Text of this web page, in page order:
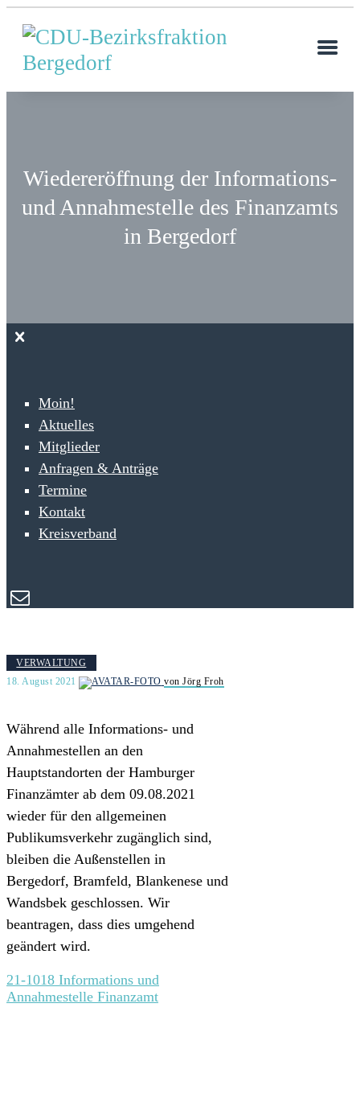
Wiedereröffnung der Informations-
und Annahmestelle des Finanzamts
in Bergedorf
Moin!
Aktuelles
Mitglieder
Anfragen & Anträge
Termine
Kontakt
Kreisverband
VERWALTUNG
18. August 2021
von Jörg Froh
Während alle Informations- und
Annahmestellen an den
Hauptstandorten der Hamburger
Finanzämter ab dem 09.08.2021
wieder für den allgemeinen
Publikumsverkehr zugänglich sind,
bleiben die Außenstellen in
Bergedorf, Bramfeld, Blankenese und
Wandsbek geschlossen. Wir
beantragen, dass dies umgehend
geändert wird.
21-1018 Informations und
Annahmestelle Finanzamt